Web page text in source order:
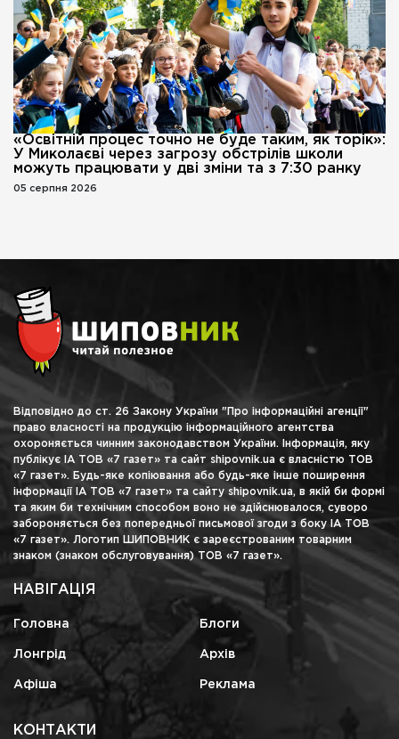
«Освітній процес точно не буде таким, як торік»:
У Миколаєві через загрозу обстрілів школи
можуть працювати у дві зміни та з 7:30 ранку
05 серпня 2026
Відповідно до ст. 26 Закону України "Про інформаційні агенції"
право власності на продукцію інформаційного агентства
охороняється чинним законодавством України. Інформація, яку
публікує ІА ТОВ «7 газет» та сайт shipovnik.ua є власністю ТОВ
«7 газет». Будь-яке копіювання або будь-яке інше поширення
інформації ІА ТОВ «7 газет» та сайту shipovnik.ua, в якій би формі
та яким би технічним способом воно не здійснювалося, суворо
забороняється без попередньої письмової згоди з боку ІА ТОВ
«7 газет». Логотип ШИПОВНИК є зареєстрованим товарним
знаком (знаком обслуговування) ТОВ «7 газет».
НАВІГАЦІЯ
Головна Блоги
Лонгрід Архів
Афіша Реклама
КОНТАКТИ